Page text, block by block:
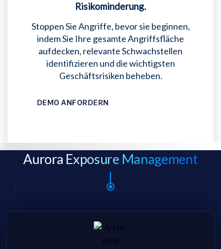
Risikominderung.
Stoppen Sie Angriffe, bevor sie beginnen,
indem Sie Ihre gesamte Angriffsfläche
aufdecken, relevante Schwachstellen
identifizieren und die wichtigsten
Geschäftsrisiken beheben.
DEMO ANFORDERN
Aurora Exposure Management